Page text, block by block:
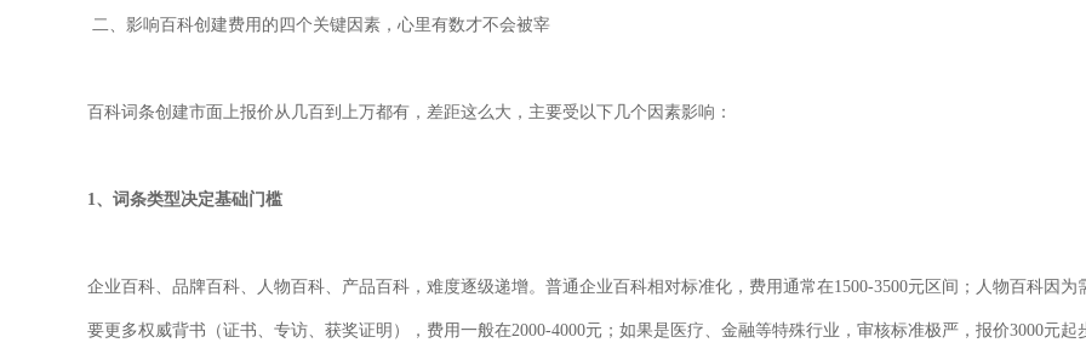
二、影响 百科创建费用的四个关键因素，心里有数才不会被宰
百科词条创建市面上报价从几百到上万都有，差距这么大，主要受以下几个因素影响：
1、词条类型决定基础门槛
企业百科、品牌百科、人物百科、产品百科，难度逐级递增。普通企业百科相对标准化，费用通常在1500-3500元区间；人物百科因为
要更多权威背书（证书、专访、获奖证明），费用一般在2000-4000元；如果是医疗、金融等特殊行业，审核标准极严，报价3000元起